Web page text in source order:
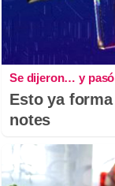
Se dijeron… y pasó
Esto ya
notes